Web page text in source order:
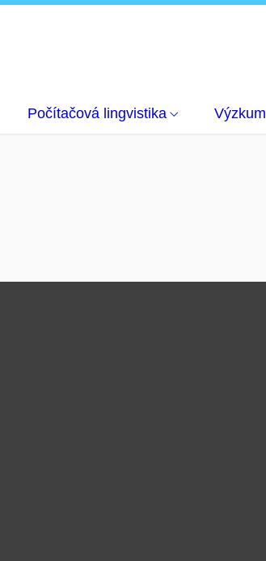
Počítačová lingvistika Výzkum